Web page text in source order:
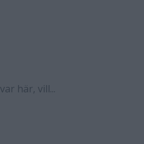
här, vill...